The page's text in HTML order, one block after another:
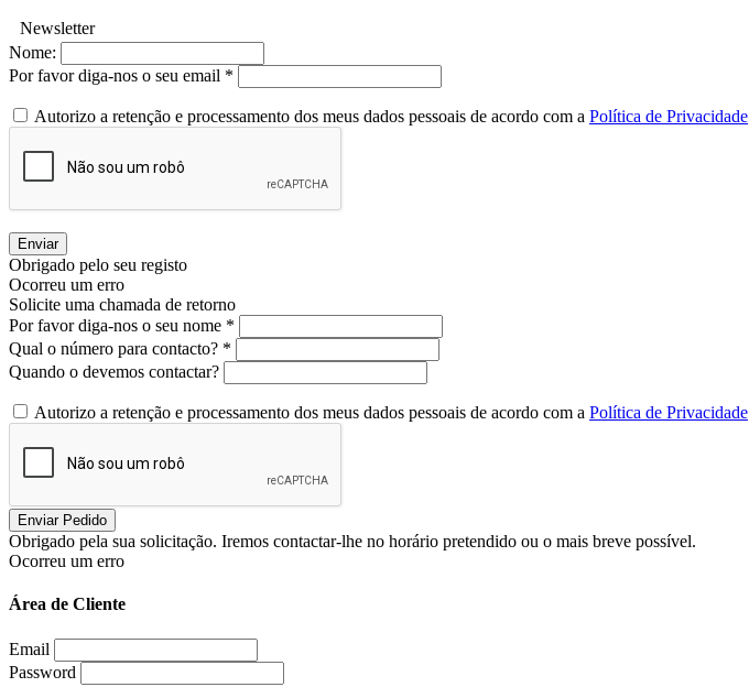
Newsletter
Nome:
Por favor diga-nos o seu email *
Autorizo a retenção e processamento dos meus dados pessoais de acordo com a Política de Privacidade
Enviar
Obrigado pelo seu registo
Ocorreu um erro
Solicite uma chamada de retorno
Por favor diga-nos o seu nome *
Qual o número para contacto? *
Quando o devemos contactar?
Autorizo a retenção e processamento dos meus dados pessoais de acordo com a Política de Privacidade
Obrigado pela sua solicitação. Iremos contactar-lhe no horário pretendido ou o mais breve possível.
Ocorreu um erro
Área de Cliente
Email
Password